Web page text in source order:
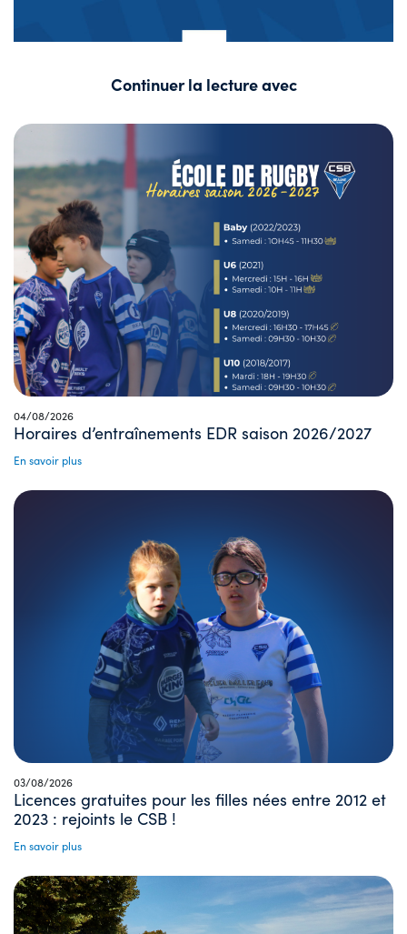
Continuer la lecture avec
04/08/2026
Horaires d’entraînements EDR saison 2026/2027
En savoir plus
03/08/2026
Licences gratuites pour les filles nées entre 2012 et
2023 : rejoints le CSB !
En savoir plus